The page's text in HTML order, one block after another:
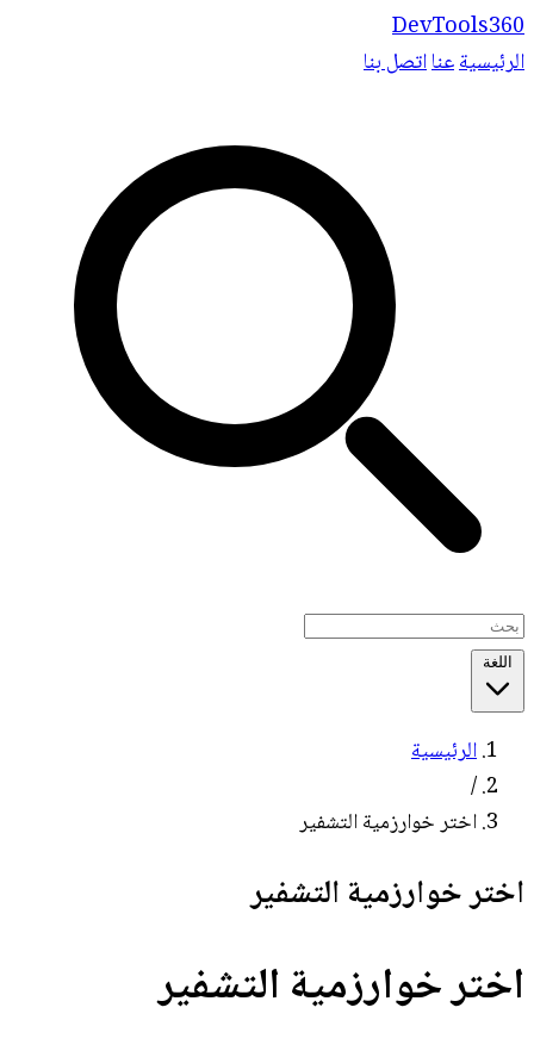
DevTools360
الرئيسيةعنااتصل بنا
اللغة
الرئيسية
/
اختر خوارزمية التشفير
اختر خوارزمية التشفير
اختر خوارزمية التشفير